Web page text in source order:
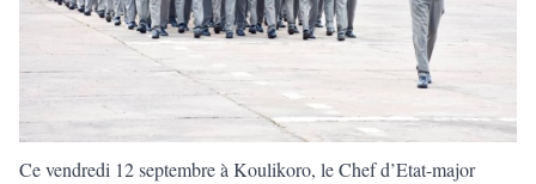
Ce vendredi 12 septembre à Koulikoro, le Chef d’Etat-major